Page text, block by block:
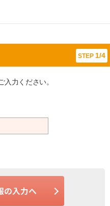
STEP 1/4
力ください。
の入力へ